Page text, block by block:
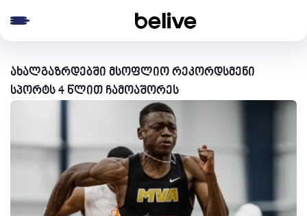
ახალგაზრდებში მსოფლიო რეკორდსმენი
სპორტს 4 წლით ჩამოაშორეს